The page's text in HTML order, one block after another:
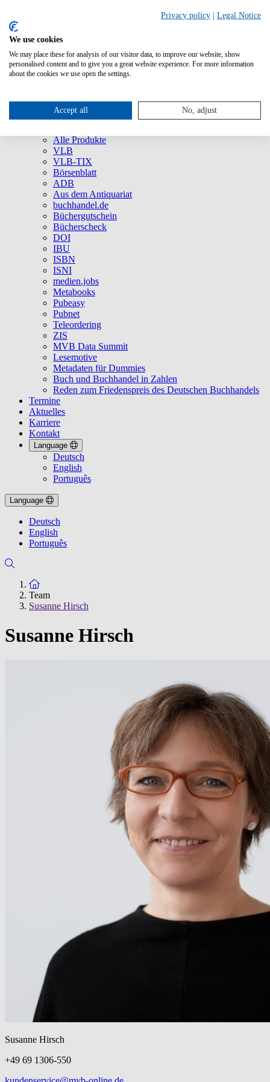
Über uns
Unternehmen
Presse
Service
Alle Produkte
VLB
VLB-TIX
Börsenblatt
ADB
Aus dem Antiquariat
buchhandel.de
Büchergutschein
Bücherscheck
DOI
IBU
ISBN
ISNI
medien.jobs
Metabooks
Pubeasy
Pubnet
Teleordering
ZIS
MVB Data Summit
Lesemotive
Metadaten für Dummies
Buch und Buchhandel in Zahlen
Reden zum Friedenspreis des Deutschen Buchhandels
Termine
Aktuelles
Karriere
Kontakt
Language
Deutsch
English
Português
Language
Deutsch
English
Português
Zur Startseite
Team
Susanne Hirsch
Susanne Hirsch
Susanne Hirsch
+49 69 1306-550
Privacy policy Legal Notice
We use cookies
We may place these for analysis of our visitor data, to improve our website, show
personalised content and to give you a great website experience. For more information
about the cookies we use open the settings.
Accept all No, adjust